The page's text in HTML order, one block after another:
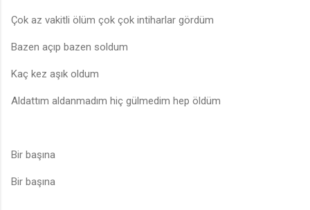
Çok az vakitli ölüm çok çok intiharlar gördüm
Bazen açıp bazen soldum
Kaç kez aşık oldum
Aldattım aldanmadım hiç gülmedim hep öldüm
Bir başına
Bir başına